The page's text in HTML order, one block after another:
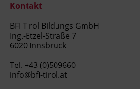
Kontakt
BFI Tirol Bildungs GmbH
Ing.-Etzel-Straße 7
6020 Innsbruck
Tel. +43 (0)509660
info@bfi-tirol.at